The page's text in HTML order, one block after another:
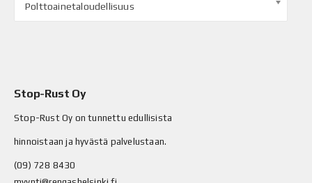
Polttoainetaloudellisuus
Stop-Rust Oy
Stop-Rust Oy on tunnettu edullisista
hinnoistaan ja hyvästä palvelustaan.
(09) 728 8430